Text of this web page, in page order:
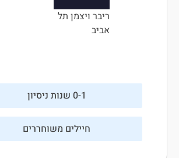
ריבר ויצמן תל
אביב
0-1 שנות ניסיון
חיילים משוחררים